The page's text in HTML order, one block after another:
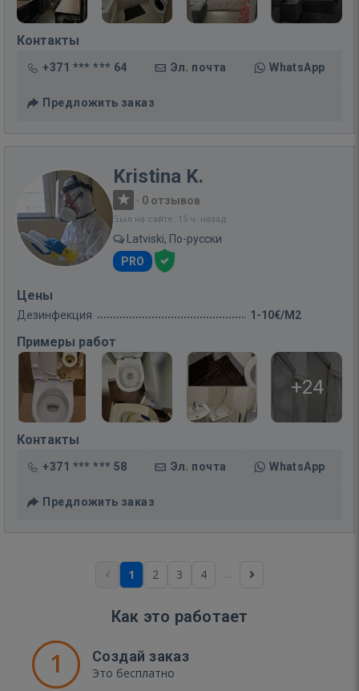
Контакты
+371 *** *** 64 Эл. почта WhatsApp
Предложить заказ
Kristina K.
· 0 отзывов
Был на сайте: 15 ч. назад
Latviski, По-русски
PRO
Цены
Дезинфекция 1-10€/M2
Примеры работ
+24
Контакты
+371 *** *** 58 Эл. почта WhatsApp
Предложить заказ
1 2 3 4 ...
Как это работает
1 Создай заказ
Это бесплатно